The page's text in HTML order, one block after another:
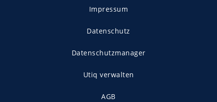
Impressum
Datenschutz
Datenschutzmanager
Utiq verwalten
AGB